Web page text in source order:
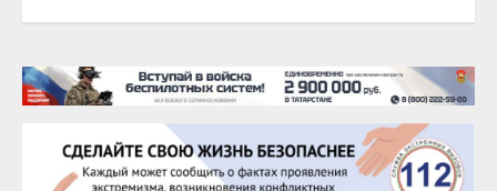
20 августа
22 августа
Евгений Ефимов
25 августа
Сэсэгма Бубеева